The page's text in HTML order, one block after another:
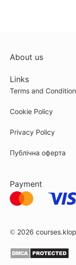
About us
Links
Terms and
Cookie Policy
Privacy Policy
Публічна оферта
Payment
© 2026